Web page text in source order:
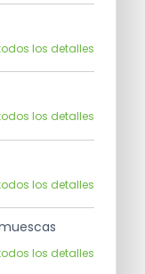
los detalles
los detalles
los detalles
los detalles